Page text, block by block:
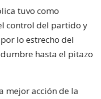
tuvo como
control del partido y
lo estrecho del
hasta el pitazo
mejor acción de la